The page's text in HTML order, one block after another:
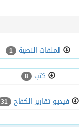
الملفات النصية 1
كتب 8
فيديو تقارير الكفاح 31